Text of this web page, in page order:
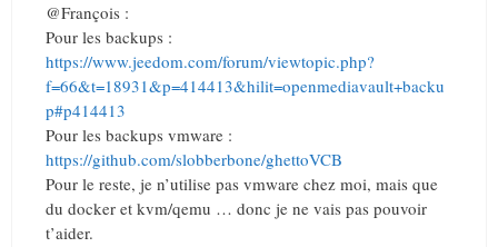
@François :
Pour les backups :
https://www.jeedom.com/forum/viewtopic.php?
f=66&t=18931&p=414413&hilit=openmediavault+backu
p#p414413
Pour les backups vmware :
https://github.com/slobberbone/ghettoVCB
Pour le reste, je n’utilise pas vmware chez moi, mais que
du docker et kvm/qemu … donc je ne vais pas pouvoir
t’aider.